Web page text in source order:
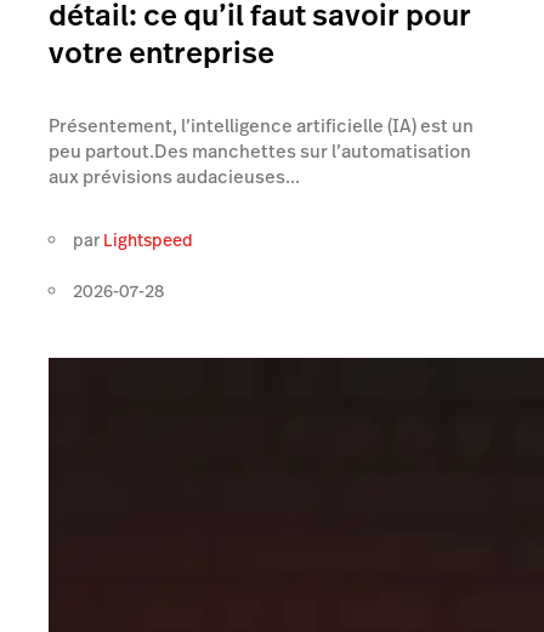
détail: ce qu’il faut savoir pour
votre entreprise
Présentement, l’intelligence artificielle (IA) est un
peu partout.Des manchettes sur l’automatisation
aux prévisions audacieuses...
par Lightspeed
2026-07-28